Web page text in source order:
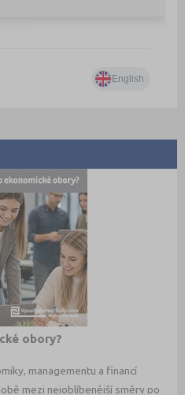
obory?
managementu a financí
mezi nejoblíbenější směry po